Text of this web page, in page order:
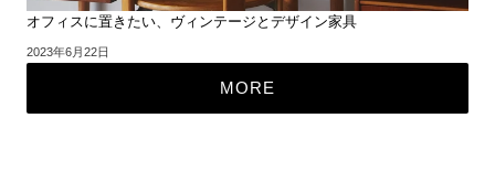
オフィスに置きたい、ヴィンテージとデザイン家具
2023年6月22日
MORE